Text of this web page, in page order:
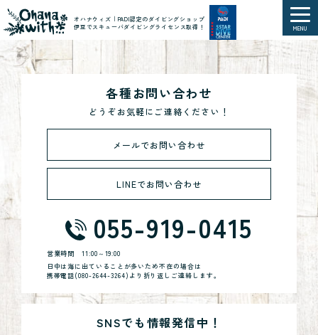
オハナウィズ｜PADI認定のダイビングショップ
伊豆でスキューバダイビングライセンス取得！
MENU
各種お問い合わせ
どうぞお気軽にご連絡ください！
メールでお問い合わせ
LINEでお問い合わせ
055-919-0415
営業時間11:00～19:00
日中は海に出ていることが多いため不在の場合は
携帯電話(080-2644-3264)より折り返しご連絡します。
SNSでも情報発信中！